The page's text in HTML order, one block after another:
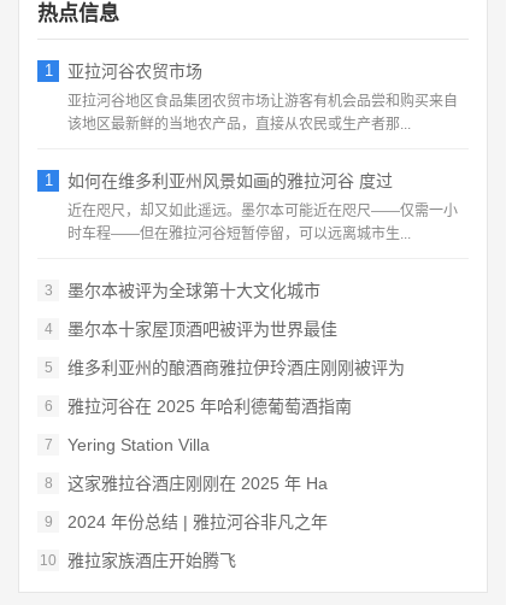
热点信息
1 亚拉河谷农贸市场
亚拉河谷地区食品集团农贸市场让游客有机会品尝和购买来自
该地区最新鲜的当地农产品，直接从农民或生产者那...
1 如何在维多利亚州风景如画的雅拉河谷 度过
近在咫尺，却又如此遥远。墨尔本可能近在咫尺——仅需一小
时车程——但在雅拉河谷短暂停留，可以远离城市生...
3 墨尔本被评为全球第十大文化城市
4 墨尔本十家屋顶酒吧被评为世界最佳
5 维多利亚州的酿酒商雅拉伊玲酒庄刚刚被评为
6 雅拉河谷在 2025 年哈利德葡萄酒指南
7 Yering Station Villa
8 这家雅拉谷酒庄刚刚在 2025 年 Ha
9 2024 年份总结 | 雅拉河谷非凡之年
10 雅拉家族酒庄开始腾飞